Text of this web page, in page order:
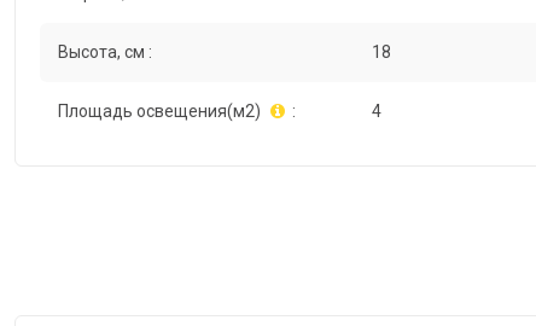
Высота, см : 18
Площадь освещения(м2) : 4